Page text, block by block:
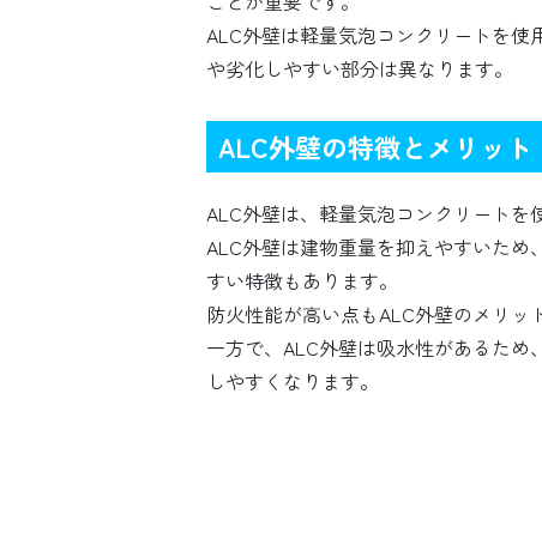
ALC外壁は軽量気泡コンクリートを
や劣化しやすい部分は異なります。
ALC外壁の特徴とメリット
ALC外壁は、軽量気泡コンクリートを
ALC外壁は建物重量を抑えやすいた
すい特徴もあります。
防火性能が高い点もALC外壁のメリッ
一方で、ALC外壁は吸水性があるた
しやすくなります。